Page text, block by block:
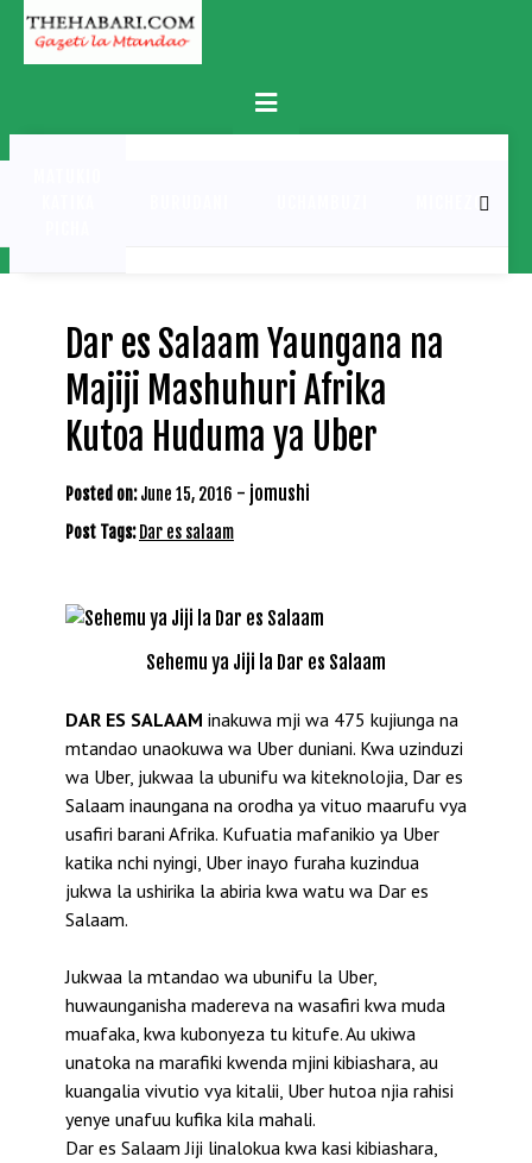
Skip
content
Primary
Menu
MICHEZO
Dar es Salaam Yaungana na
Majiji Mashuhuri Afrika
Kutoa Huduma ya Uber
Posted on: June 15, 2016 - jomushi
Post Tags: Dar es salaam
Sehemu ya Jiji la Dar es Salaam
DAR ES SALAAM inakuwa mji wa 475 kujiunga na
mtandao unaokuwa wa Uber duniani. Kwa uzinduzi
wa Uber, jukwaa la ubunifu wa kiteknolojia, Dar es
Salaam inaungana na orodha ya vituo maarufu vya
usafiri barani Afrika. Kufuatia mafanikio ya Uber
katika nchi nyingi, Uber inayo furaha kuzindua
jukwa la ushirika la abiria kwa watu wa Dar es
Salaam.
Jukwaa la mtandao wa ubunifu la Uber,
huwaunganisha madereva na wasafiri kwa muda
muafaka, kwa kubonyeza tu kitufe. Au ukiwa
unatoka na marafiki kwenda mjini kibiashara, au
kuangalia vivutio vya kitalii, Uber hutoa njia rahisi
yenye unafuu kufika kila mahali.
Dar es Salaam Jiji linalokua kwa kasi kibiashara,